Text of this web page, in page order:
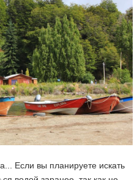
Если вы планируете искать